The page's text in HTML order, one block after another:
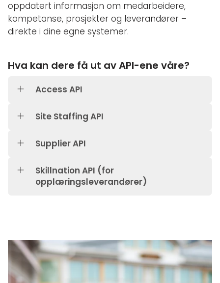
oppdatert informasjon om medarbeidere,
kompetanse, prosjekter og leverandører –
direkte i dine egne systemer.
Hva kan dere få ut av API-ene våre?
Access API
Site Staffing API
Supplier API
Skillnation API (for
opplæringsleverandører)